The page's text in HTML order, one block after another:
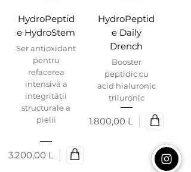
HydroPeptid
e HydroStem
Ser antioxidant
pentru
refacerea
intensivă a
integrității
structurale a
pielii
Preț
3.200,00 L
HydroPeptid
e Daily
Drench
Booster
peptidic cu
acid hialuronic
triluronic
Preț
1.800,00 L